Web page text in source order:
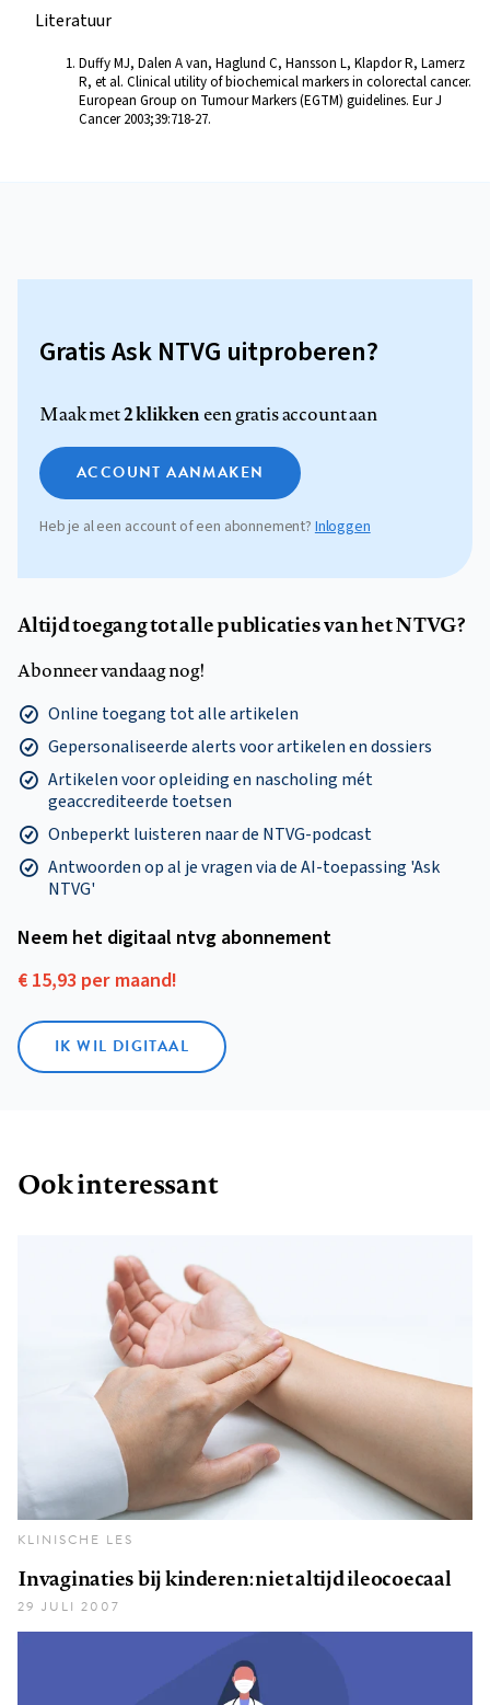
Literatuur
Duffy MJ, Dalen A van, Haglund C, Hansson L, Klapdor R, Lamerz
R, et al. Clinical utility of biochemical markers in colorectal cancer.
European Group on Tumour Markers (EGTM) guidelines. Eur J
Cancer 2003;39:718-27.
Gratis Ask NTVG uitproberen?
Maak met2 klikkeneen gratis account aan
ACCOUNT AANMAKEN
Heb je al een account of een abonnement? Inloggen
Altijd toegang tot alle publicaties van het NTVG?
Abonneer vandaag nog!
Online toegang tot alle artikelen
Gepersonaliseerde alerts voor artikelen en dossiers
Artikelen voor opleiding en nascholing mét
geaccrediteerde toetsen
Onbeperkt luisteren naar de NTVG-podcast
Antwoorden op al je vragen via de AI-toepassing 'Ask
NTVG'
Neem het digitaal ntvg abonnement
€ 15,93 per maand!
IK WIL DIGITAAL
Ook interessant
KLINISCHE LES
Invaginaties bij kinderen: niet altijd ileocoecaal
29 JULI 2007